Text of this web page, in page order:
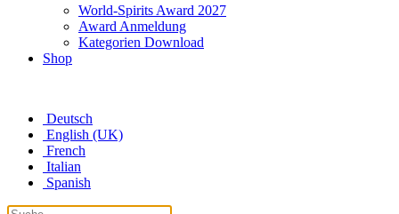
World-Spirits Award 2027
Award Anmeldung
Kategorien Download
Shop
Deutsch
English (UK)
French
Italian
Spanish